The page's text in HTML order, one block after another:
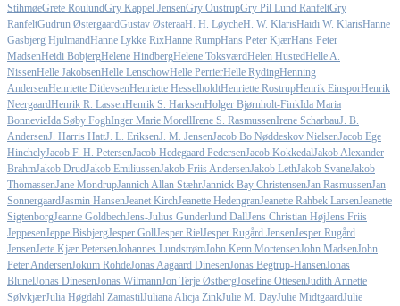
StihmøeGrete RoulundGry Kappel JensenGry OustrupGry Pil Lund RanfeltGry
RanfeltGudrun ØstergaardGustav ØsteraaH. H. LøycheH. W. KlarisHaidi W. KlarisHanne
Gasbjerg HjulmandHanne Lykke RixHanne RumpHans Peter KjærHans Peter
MadsenHeidi BobjergHelene HindbergHelene ToksværdHelen HustedHelle A.
NissenHelle JakobsenHelle LenschowHelle PerrierHelle RydingHenning
AndersenHenriette DitlevsenHenriette HesselholdtHenriette RostrupHenrik EinsporHenrik
NeergaardHenrik R. LassenHenrik S. HarksenHolger Bjørnholt-FinkIda Maria
BonnevieIda Søby FoghInger Marie MorellIrene S. RasmussenIrene ScharbauJ. B.
AndersenJ. Harris HattJ. L. EriksenJ. M. JensenJacob Bo Nøddeskov NielsenJacob Ege
HinchelyJacob F. H. PetersenJacob Hedegaard PedersenJacob KokkedalJakob Alexander
BrahmJakob DrudJakob EmiliussenJakob Friis AndersenJakob LethJakob SvaneJakob
ThomassenJane MondrupJannich Allan StæhrJannick Bay ChristensenJan RasmussenJan
SonnergaardJasmin HansenJeanet KirchJeanette HedengranJeanette Rahbek LarsenJeanette
SigtenborgJeanne GoldbechJens-Julius Gunderlund DallJens Christian HøjJens Friis
JeppesenJeppe BisbjergJesper GollJesper RielJesper Rugård JensenJesper Rugård
JensenJette Kjær PetersenJohannes LundstrømJohn Kenn MortensenJohn MadsenJohn
Peter AndersenJokum RohdeJonas Aagaard DinesenJonas Begtrup-HansenJonas
BlunelJonas DinesenJonas WilmannJon Terje ØstbergJosefine OttesenJudith Annette
SølvkjærJulia Høgdahl ZamastilJuliana Alicja ZinkJulie M. DayJulie MidtgaardJulie